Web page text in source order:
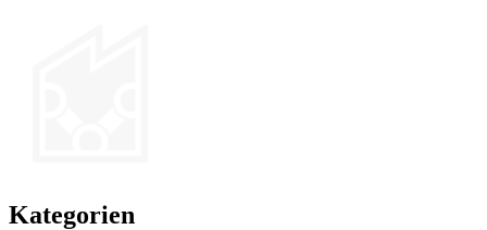
Kategorien